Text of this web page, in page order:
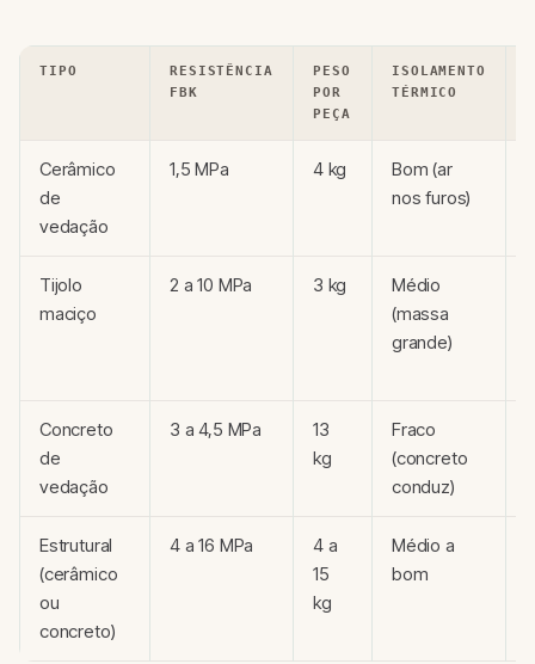
TIPO
RESISTÊNCIA
FBK
PESO
POR
PEÇA
ISOLAMENTO
TÉRMICO
Cerâmico
de
vedação
1,5 MPa 4 kg
Bom (ar
nos furos)
Tijolo
maciço
2 a 10 MPa 3 kg
Médio
(massa
grande)
Concreto
de
vedação
3 a 4,5 MPa
13
kg
Fraco
(concreto
conduz)
Estrutural
(cerâmico
ou
concreto)
4 a 16 MPa
4 a
15
kg
Médio a
bom